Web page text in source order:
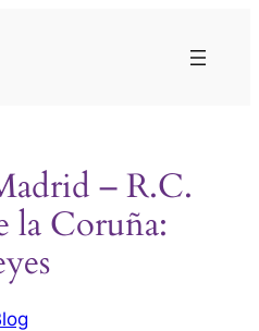
– R.C.
la Coruña: